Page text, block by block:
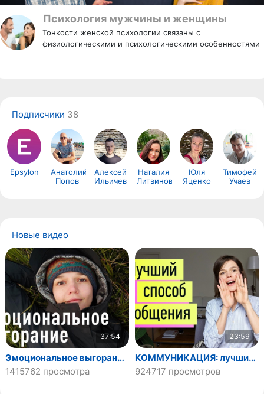
Психология мужчины и женщины
Тонкости женской психологии связаны с
физиологическими и психологическими особенностями
Подписчики 38
Epsylon
Анатолий
Попов
Алексей
Ильичев
Наталия
Литвинова
Юля
Яценко
Тимофей
Учаев
Новые видео
37:54
Эмоциональное выгорание. Лечение по стадиям. Саббатикал
1415762 просмотра
23:59
КОММУНИКАЦИЯ: лучший универсальный способ- НЕНАСИЛЬСТВЕННОЕ ОБЩЕНИЕ
924717 просмотров